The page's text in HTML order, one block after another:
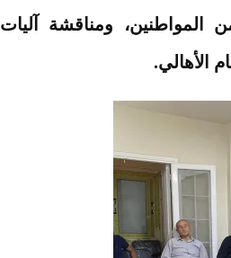
ومناقشة آليات
الأهالي.